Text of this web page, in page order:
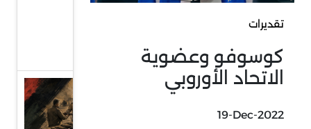
تقديرات
كوسوفو وعضوية
الاتحاد الأوروبي
19-Dec-2022